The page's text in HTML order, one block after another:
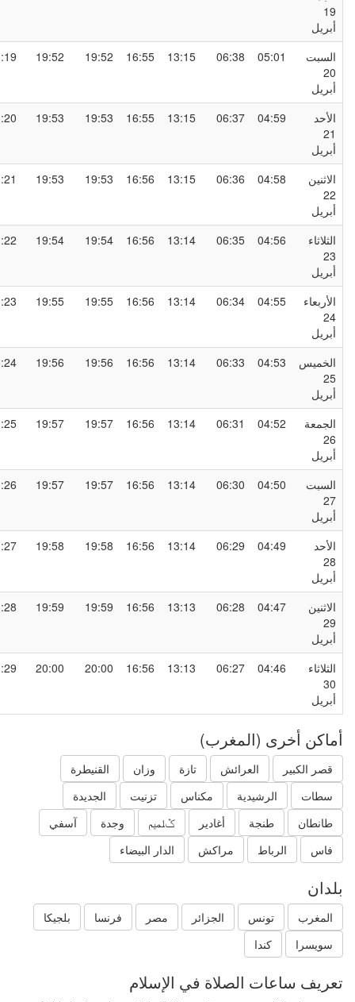
05:01
06:38
13:15
16:55
19:52
19:52
21:19
04:59
06:37
13:15
16:55
19:53
19:53
21:20
04:58
06:36
13:15
16:56
19:53
19:53
21:21
04:56
06:35
13:14
16:56
19:54
19:54
21:22
04:55
06:34
13:14
16:56
19:55
19:55
21:23
04:53
06:33
13:14
16:56
19:56
19:56
21:24
04:52
06:31
13:14
16:56
19:57
19:57
21:25
04:50
06:30
13:14
16:56
19:57
19:57
21:26
04:49
06:29
13:14
16:56
19:58
19:58
21:27
04:47
06:28
13:13
16:56
19:59
19:59
21:28
04:46
06:27
13:13
16:56
20:00
20:00
21:29
أخرى (المغرب)
قصر الكبير العرائش وزان
القنيطرة
سطات
الرشيدية مكناس تزنيت
الجديدة
طانطان
طنجة أغادير ݣلميم وجدة
آسفي
فاس
الرباط مراكش الدار البيضاء
المغرب تونس الجزائر مصر فرنسا
بلجيكا
سويسرا
ساعات الصلاة في الإسلام